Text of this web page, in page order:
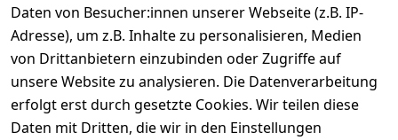
Daten von Besucher:innen unserer Webseite (z.B. IP-
Adresse), um z.B. Inhalte zu personalisieren, Medien
von Drittanbietern einzubinden oder Zugriffe auf
unsere Website zu analysieren. Die Datenverarbeitung
erfolgt erst durch gesetzte Cookies. Wir teilen diese
Daten mit Dritten, die wir in den Einstellungen
Rechtliches
AGB
Impressum
Über uns
Kontakt
Registrieren
Wir
versenden
mit
Zahle
bequem per